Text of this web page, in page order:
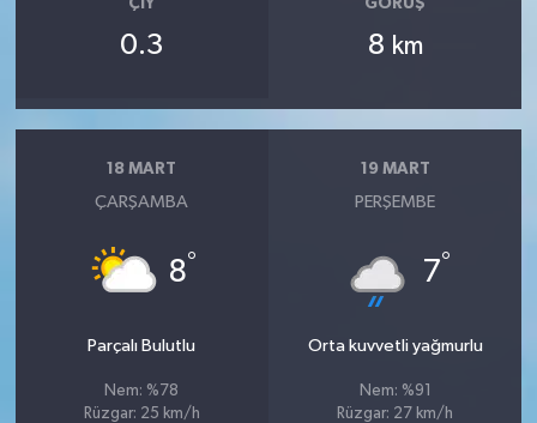
ÇIY
0.3
GÖRÜŞ
8 km
18 MART
ÇARŞAMBA
8°
Parçalı Bulutlu
Nem: %78
Rüzgar: 25 km/h
19 MART
PERŞEMBE
7°
Orta kuvvetli yağmurlu
Nem: %91
Rüzgar: 27 km/h